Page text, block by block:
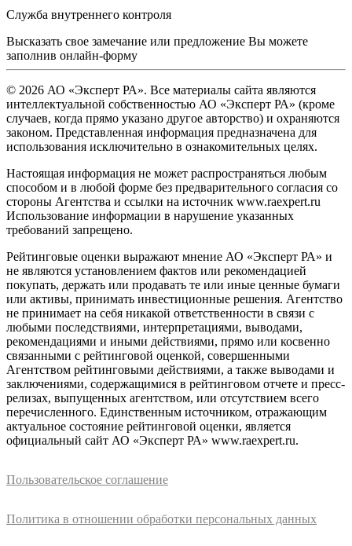
Служба внутреннего контроля
Высказать свое замечание или предложение Вы можете
заполнив онлайн-форму
© 2026 АО «Эксперт РА». Все материалы сайта являются
интеллектуальной собственностью АО «Эксперт РА» (кроме
случаев, когда прямо указано другое авторство) и охраняются
законом. Представленная информация предназначена для
использования исключительно в ознакомительных целях.
Настоящая информация не может распространяться любым
способом и в любой форме без предварительного согласия со
стороны Агентства и ссылки на источник www.raexpert.ru
Использование информации в нарушение указанных
требований запрещено.
Рейтинговые оценки выражают мнение АО «Эксперт РА» и
не являются установлением фактов или рекомендацией
покупать, держать или продавать те или иные ценные бумаги
или активы, принимать инвестиционные решения. Агентство
не принимает на себя никакой ответственности в связи с
любыми последствиями, интерпретациями, выводами,
рекомендациями и иными действиями, прямо или косвенно
связанными с рейтинговой оценкой, совершенными
Агентством рейтинговыми действиями, а также выводами и
заключениями, содержащимися в рейтинговом отчете и пресс-
релизах, выпущенных агентством, или отсутствием всего
перечисленного. Единственным источником, отражающим
актуальное состояние рейтинговой оценки, является
официальный сайт АО «Эксперт РА» www.raexpert.ru.
Пользовательское соглашение
Политика в отношении обработки персональных данных